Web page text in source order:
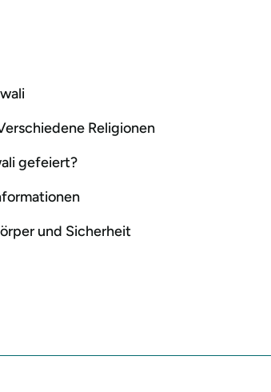
Religionen
gefeiert?
und Sicherheit